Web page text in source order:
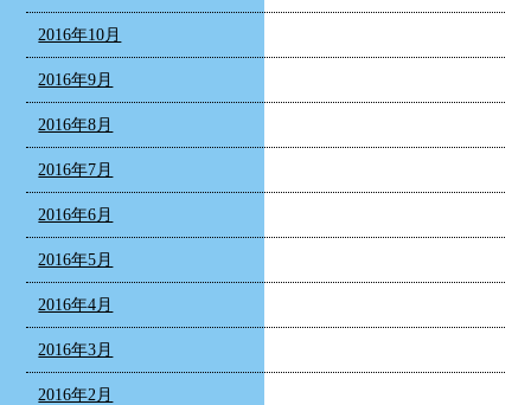
2016年10月
2016年9月
2016年8月
2016年7月
2016年6月
2016年5月
2016年4月
2016年3月
2016年2月